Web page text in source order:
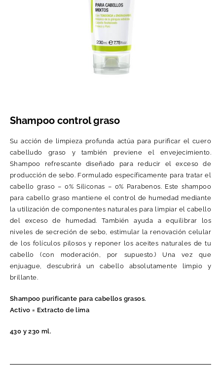
Shampoo control graso
Su acción de limpieza profunda actúa para purificar el cuero
cabelludo graso y también previene el envejecimiento.
Shampoo refrescante diseñado para reducir el exceso de
producción de sebo. Formulado específicamente para tratar el
cabello graso – 0% Siliconas – 0% Parabenos. Este shampoo
para cabello graso mantiene el control de humedad mediante
la utilización de componentes naturales para limpiar el cabello
del exceso de humedad. También ayuda a equilibrar los
niveles de secreción de sebo, estimular la renovación celular
de los folículos pilosos y reponer los aceites naturales de tu
cabello (con moderación, por supuesto.) Una vez que
enjuague, descubrirá un cabello absolutamente limpio y
brillante.
Shampoo purificante para cabellos grasos.
Activo = Extracto de lima
430 y 230 ml.